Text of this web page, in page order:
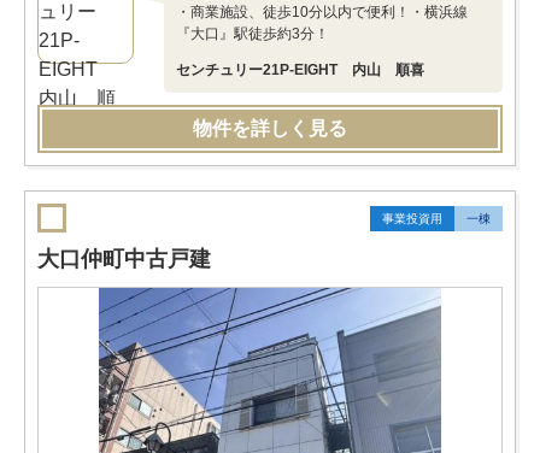
・商業施設、徒歩10分以内で便利！・横浜線
『大口』駅徒歩約3分！
センチュリー21P-EIGHT 内山 順喜
物件を詳しく見る
事業投資用 一棟
大口仲町中古戸建